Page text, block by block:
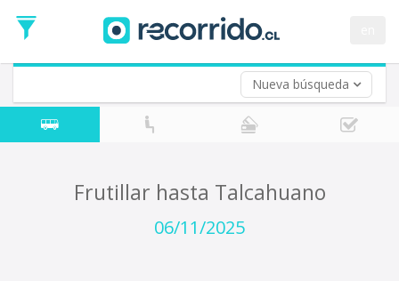
Nueva búsqueda
de
Ida
Vuelta (opcional)
Fecha
de
Frutillar hasta Talcahuano
06/11/2025